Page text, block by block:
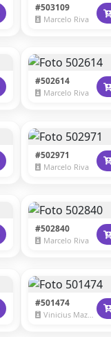
#503109
Marcelo Riva
#502614
Marcelo Riva
#502971
Marcelo Riva
#502840
Marcelo Riva
#501474
Vinicius Mazzaro